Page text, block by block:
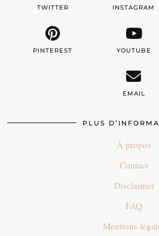
TWITTER INSTAGRAM
PINTEREST YOUTUBE
EMAIL
PLUS
À propos
Contact
Disclaimer
FAQ
Mentions